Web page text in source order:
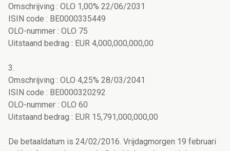
Omschrijving : OLO 1,00% 22/06/2031
ISIN code : BE0000335449
OLO-nummer : OLO 75
Uitstaand bedrag : EUR 4,000,000,000,00
3.
Omschrijving : OLO 4,25% 28/03/2041
ISIN code : BE0000320292
OLO-nummer : OLO 60
Uitstaand bedrag : EUR 15,791,000,000,00
De betaaldatum is 24/02/2016. Vrijdagmorgen 19 februari